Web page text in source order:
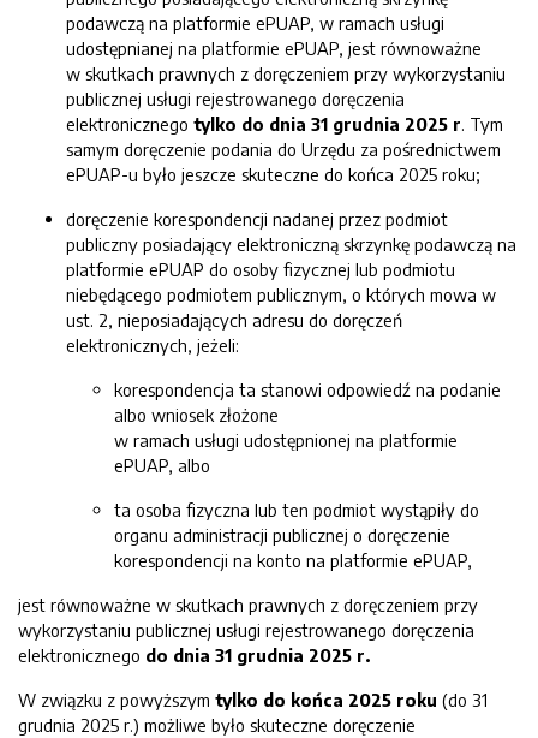
podawczą na platformie ePUAP, w ramach usługi
udostępnianej na platformie ePUAP, jest równoważne
w skutkach prawnych z doręczeniem przy wykorzystaniu
publicznej usługi rejestrowanego doręczenia
elektronicznego tylko do dnia 31 grudnia 2025 r. Tym
samym doręczenie podania do Urzędu za pośrednictwem
ePUAP-u było jeszcze skuteczne do końca 2025 roku;
doręczenie korespondencji nadanej przez podmiot
publiczny posiadający elektroniczną skrzynkę podawczą na
platformie ePUAP do osoby fizycznej lub podmiotu
niebędącego podmiotem publicznym, o których mowa w
ust. 2, nieposiadających adresu do doręczeń
elektronicznych, jeżeli:
korespondencja ta stanowi odpowiedź na podanie
albo wniosek złożone
w ramach usługi udostępnionej na platformie
ePUAP, albo
ta osoba fizyczna lub ten podmiot wystąpiły do
organu administracji publicznej o doręczenie
korespondencji na konto na platformie ePUAP,
jest równoważne w skutkach prawnych z doręczeniem przy
wykorzystaniu publicznej usługi rejestrowanego doręczenia
elektronicznego do dnia 31 grudnia 2025 r.
W związku z powyższym tylko do końca 2025 roku (do 31
grudnia 2025 r.) możliwe było skuteczne doręczenie